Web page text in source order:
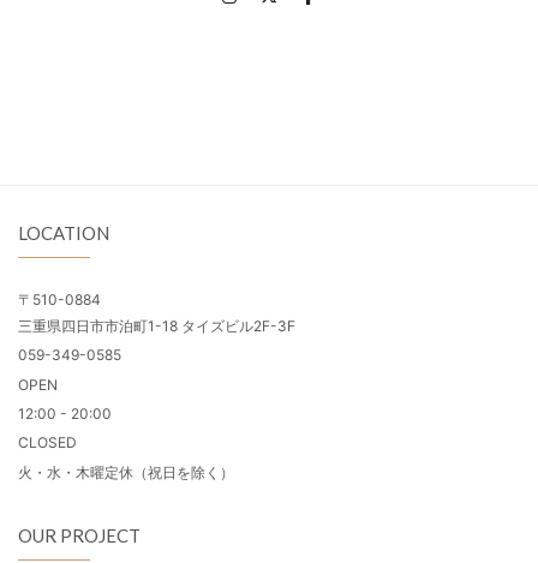
LOCATION
〒510-0884
三重県四日市市泊町1-18 タイズビル2F-3F
059-349-0585
OPEN
12:00 - 20:00
CLOSED
火・水・木曜定休（祝日を除く）
OUR PROJECT